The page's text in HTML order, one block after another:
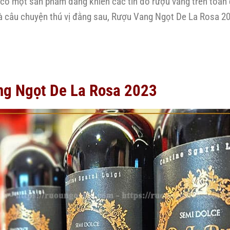
chuyện thú vị đằng sau, Rượu Vang Ngọt De La Rosa
Ngọt De La Rosa 2023